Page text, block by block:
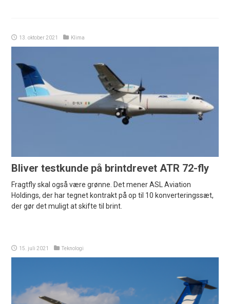
13. oktober 2021 Klima
Bliver testkunde på brintdrevet ATR 72-fly
Fragtfly skal også være grønne. Det mener ASL Aviation
Holdings, der har tegnet kontrakt på op til 10 konverteringssæt,
der gør det muligt at skifte til brint.
15. juli 2021 Teknologi